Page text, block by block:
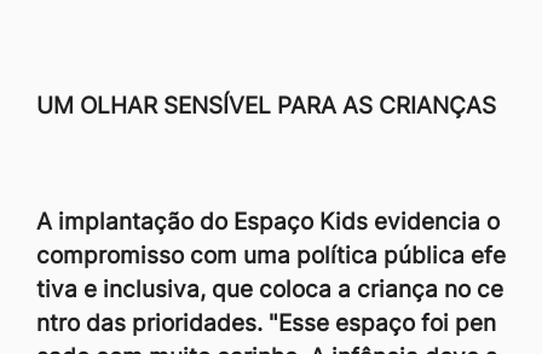
UM OLHAR SENSÍVEL PARA AS CRIANÇAS
A implantação do Espaço Kids evidencia o
compromisso com uma política pública efe
tiva e inclusiva, que coloca a criança no ce
ntro das prioridades. "Esse espaço foi pen